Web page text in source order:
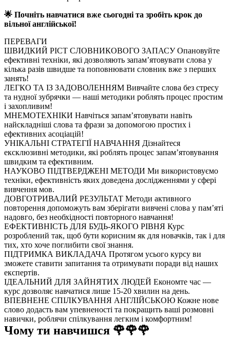
🌟 Почніть навчатися вже сьогодні та зробіть крок до
вільної англійської!
ПЕРЕВАГИ
ШВИДКИЙ РІСТ СЛОВНИКОВОГО ЗАПАСУОпановуйте
ефективні техніки, які дозволяють запам’ятовувати слова у
кілька разів швидше та поповнювати словник вже з перших
занять!
ЛЕГКО ТА ІЗ ЗАДОВОЛЕННЯМ Вивчайте слова без стресу
та нудної зубрячки — наші методики роблять процес простим
і захопливим!
МНЕМОТЕХНІКИ Навчіться запам’ятовувати навіть
найскладніші слова та фрази за допомогою простих і
ефективних асоціацій!
УНІКАЛЬНІ СТРАТЕГІЇ НАВЧАННЯ Дізнайтеся
ексклюзивні методики, які роблять процес запам’ятовування
швидким та ефективним.
НАУКОВО ПІДТВЕРДЖЕНІ МЕТОДИ Ми використовуємо
техніки, ефективність яких доведена дослідженнями у сфері
вивчення мов.
ДОВГОТРИВАЛИЙ РЕЗУЛЬТАТ Методи активного
повторення допоможуть вам зберігати вивчені слова у пам’яті
надовго, без необхідності повторного навчання!
ЕФЕКТИВНІСТЬ ДЛЯ БУДЬ-ЯКОГО РІВНЯ Курс
розроблений так, щоб бути корисним як для новачків, так і для
тих, хто хоче поглибити свої знання.
ПІДТРИМКА ВИКЛАДАЧА Протягом усього курсу ви
зможете ставити запитання та отримувати поради від наших
експертів.
ІДЕАЛЬНИЙ ДЛЯ ЗАЙНЯТИХ ЛЮДЕЙ Економте час —
курс дозволяє навчатися лише 15-20 хвилин на день.
ВПЕВНЕНЕ СПІЛКУВАННЯ АНГЛІЙСЬКОЮ Кожне нове
слово додасть вам упевненості та покращить ваші розмовні
навички, роблячи спілкування легким і комфортним!
Чому ти навчишся 🌹🌹🌹